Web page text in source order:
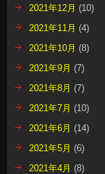
2021年12月 (10)
2021年11月 (4)
2021年10月 (8)
2021年9月 (7)
2021年8月 (7)
2021年7月 (10)
2021年6月 (14)
2021年5月 (6)
2021年4月 (8)